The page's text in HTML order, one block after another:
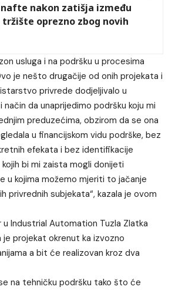
nafte nakon zatišja između
tržište oprezno zbog novih
usluga i na podršku u procesima
je nešto drugačije od onih projekata i
privrede dodjeljivalo u
da unaprijedimo podršku koju mi
preduzećima, obzirom da se ona
u financijskom vidu podrške, bez
efekata i bez identifikacije
bi mi zaista mogli donijeti
u kojima možemo mjeriti to jačanje
privrednih subjekata“, kazala je ovom
Industrial Automation Tuzla Zlatka
je projekat okrenut ka izvozno
a bit će realizovan kroz dva
na tehničku podršku tako što će